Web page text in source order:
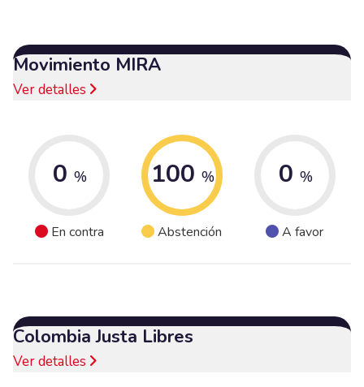
Movimiento MIRA
Ver detalles
0 %
En contra
100 %
Abstención
0 %
A favor
Colombia Justa Libres
Ver detalles